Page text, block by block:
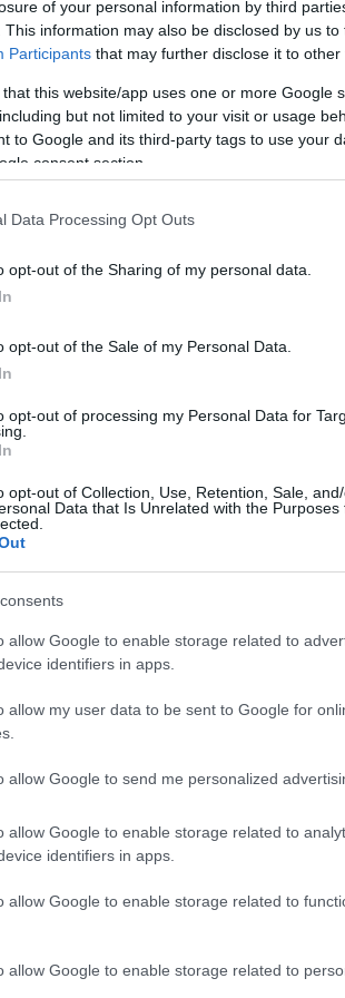
of your personal information by third
This information may also be disclosed by us
Participants that may further disclose it to other
that this website/app uses one or more Google
but not limited to your visit or usage
to Google and its third-party tags to use your
consent section.
Data Processing Opt Outs
opt-out of the Sharing of my personal data.
opt-out of the Sale of my Personal Data.
opt-out of processing my Personal Data for
opt-out of Collection, Use, Retention, Sale,
Data that Is Unrelated with the Purposes
allow Google to enable storage related to
identifiers in apps.
allow my user data to be sent to Google for
allow Google to send me personalized
allow Google to enable storage related to
identifiers in apps.
allow Google to enable storage related to
allow Google to enable storage related to
palcoscenico non solo celebra le
anche a discipline come
per gli appassionati di sport
organizzatori delle varie
La conferenza ha messo
invernale, con un totale di 55
che ospiteranno questi eventi
e Kronplatz, ognuna con la
eventi di alto livello, ma si
Pappalardo, Direttore Marketing,
nuove generazioni attraverso